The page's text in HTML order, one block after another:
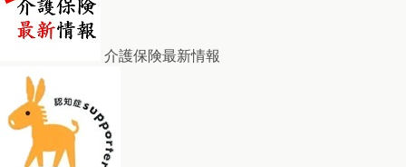
介護保険最新情報